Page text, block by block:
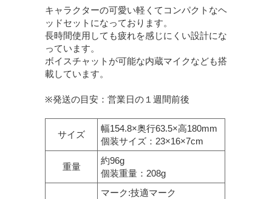
キャラクターの可愛い軽くてコンパクトなヘ
ッドセットになっております。
長時間使用しても疲れを感じにくい設計にな
っています。
ボイスチャットが可能な内蔵マイクなども搭
載しています。
※発送の目安：営業日の１週間前後
サイズ
幅154.8×奥行63.5×高180mm
個装サイズ：23×16×7cm
重量
約96g
個装重量：208g
マーク:技適マーク